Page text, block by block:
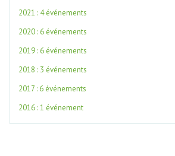
2021 : 4 événements
2020 : 6 événements
2019 : 6 événements
2018 : 3 événements
2017 : 6 événements
2016 : 1 événement